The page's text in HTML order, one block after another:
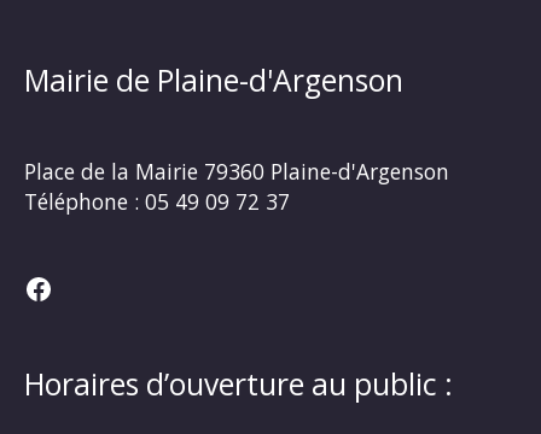
Mairie de Plaine-d'Argenson
Place de la Mairie 79360 Plaine-d'Argenson
Téléphone : 05 49 09 72 37
Facebook
Horaires d’ouverture au public :